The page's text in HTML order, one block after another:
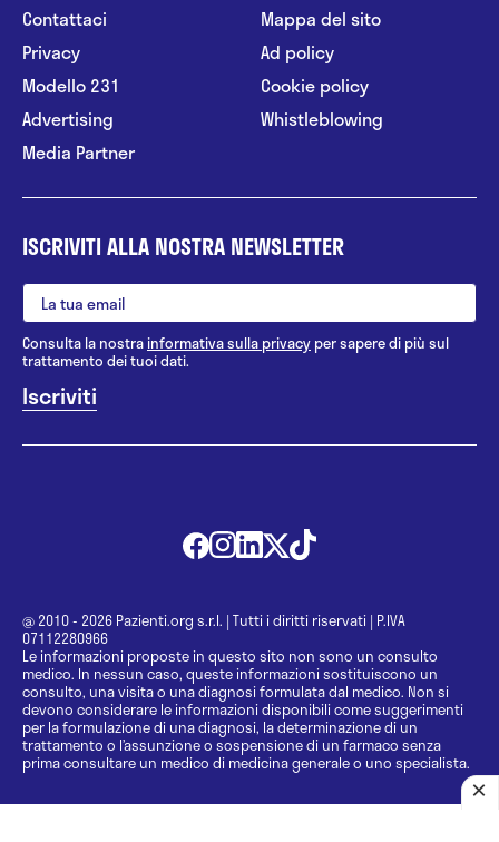
Contattaci
Privacy
Modello 231
Advertising
Media Partner
Mappa del sito
Ad policy
Cookie policy
Whistleblowing
ISCRIVITI ALLA NOSTRA NEWSLETTER
Consulta la nostrainformativa sulla privacy per sapere di più sul
trattamento dei tuoi dati.
@ 2010 - 2026 Pazienti.org s.r.l. | Tutti i diritti riservati | P.IVA
07112280966
Le informazioni proposte in questo sito non sono un consulto
medico. In nessun caso, queste informazioni sostituiscono un
consulto, una visita o una diagnosi formulata dal medico. Non si
devono considerare le informazioni disponibili come suggerimenti
per la formulazione di una diagnosi, la determinazione di un
trattamento o l’assunzione o sospensione di un farmaco senza
prima consultare un medico di medicina generale o uno specialista.